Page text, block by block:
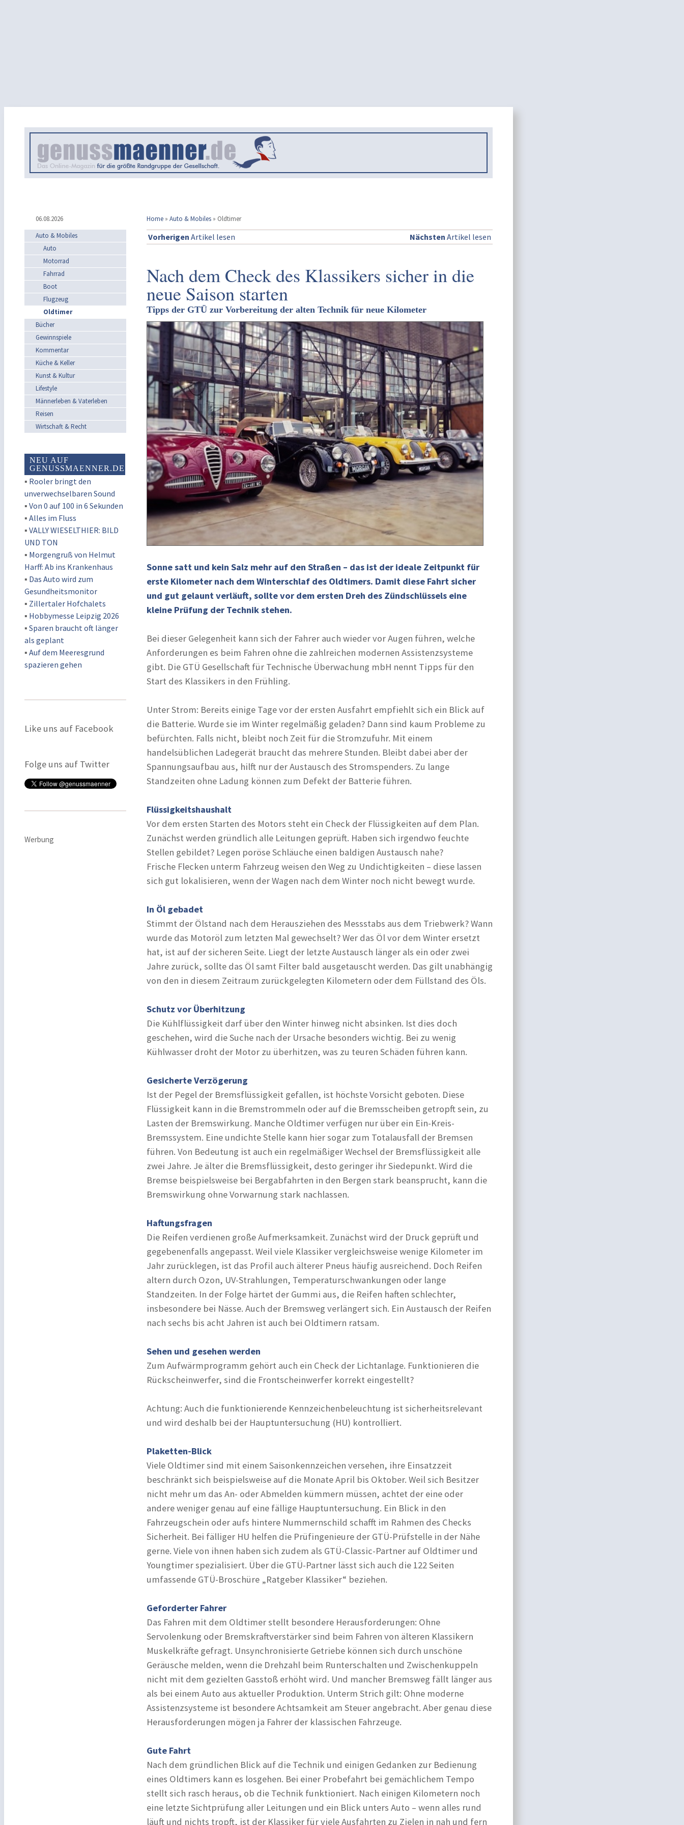
06.08.2026 Home » Auto & Mobiles » Oldtimer
Auto & Mobiles
Auto
Motorrad
Fahrrad
Boot
Flugzeug
Oldtimer
Bücher
Gewinnspiele
Kommentar
Küche & Keller
Kunst & Kultur
Lifestyle
Männerleben & Vaterleben
Reisen
Wirtschaft & Recht
NEU AUF
GENUSSMAENNER.DE
▪ Rooler bringt den
unverwechselbaren Sound
▪ Von 0 auf 100 in 6 Sekunden
▪ Alles im Fluss
▪ VALLY WIESELTHIER: BILD
UND TON
▪ Morgengruß von Helmut
Harff: Ab ins Krankenhaus
▪ Das Auto wird zum
Gesundheitsmonitor
▪ Zillertaler Hofchalets
▪ Hobbymesse Leipzig 2026
▪ Sparen braucht oft länger
als geplant
▪ Auf dem Meeresgrund
spazieren gehen
Like uns auf Facebook
Folge uns auf Twitter
Werbung
Vorherigen Artikel lesen Nächsten Artikel lesen
Nach dem Check des Klassikers sicher in die
neue Saison starten
Tipps der GTÜ zur Vorbereitung der alten Technik für neue Kilometer
Sonne satt und kein Salz mehr auf den Straßen – das ist der ideale Zeitpunkt für
erste Kilometer nach dem Winterschlaf des Oldtimers. Damit diese Fahrt sicher
und gut gelaunt verläuft, sollte vor dem ersten Dreh des Zündschlüssels eine
kleine Prüfung der Technik stehen.
Bei dieser Gelegenheit kann sich der Fahrer auch wieder vor Augen führen, welche
Anforderungen es beim Fahren ohne die zahlreichen modernen Assistenzsysteme
gibt. Die GTÜ Gesellschaft für Technische Überwachung mbH nennt Tipps für den
Start des Klassikers in den Frühling.
Unter Strom: Bereits einige Tage vor der ersten Ausfahrt empfiehlt sich ein Blick auf
die Batterie. Wurde sie im Winter regelmäßig geladen? Dann sind kaum Probleme zu
befürchten. Falls nicht, bleibt noch Zeit für die Stromzufuhr. Mit einem
handelsüblichen Ladegerät braucht das mehrere Stunden. Bleibt dabei aber der
Spannungsaufbau aus, hilft nur der Austausch des Stromspenders. Zu lange
Standzeiten ohne Ladung können zum Defekt der Batterie führen.
Flüssigkeitshaushalt
Vor dem ersten Starten des Motors steht ein Check der Flüssigkeiten auf dem Plan.
Zunächst werden gründlich alle Leitungen geprüft. Haben sich irgendwo feuchte
Stellen gebildet? Legen poröse Schläuche einen baldigen Austausch nahe?
Frische Flecken unterm Fahrzeug weisen den Weg zu Undichtigkeiten – diese lassen
sich gut lokalisieren, wenn der Wagen nach dem Winter noch nicht bewegt wurde.
In Öl gebadet
Stimmt der Ölstand nach dem Herausziehen des Messstabs aus dem Triebwerk? Wann
wurde das Motoröl zum letzten Mal gewechselt? Wer das Öl vor dem Winter ersetzt
hat, ist auf der sicheren Seite. Liegt der letzte Austausch länger als ein oder zwei
Jahre zurück, sollte das Öl samt Filter bald ausgetauscht werden. Das gilt unabhängig
von den in diesem Zeitraum zurückgelegten Kilometern oder dem Füllstand des Öls.
Schutz vor Überhitzung
Die Kühlflüssigkeit darf über den Winter hinweg nicht absinken. Ist dies doch
geschehen, wird die Suche nach der Ursache besonders wichtig. Bei zu wenig
Kühlwasser droht der Motor zu überhitzen, was zu teuren Schäden führen kann.
Gesicherte Verzögerung
Ist der Pegel der Bremsflüssigkeit gefallen, ist höchste Vorsicht geboten. Diese
Flüssigkeit kann in die Bremstrommeln oder auf die Bremsscheiben getropft sein, zu
Lasten der Bremswirkung. Manche Oldtimer verfügen nur über ein Ein-Kreis-
Bremssystem. Eine undichte Stelle kann hier sogar zum Totalausfall der Bremsen
führen. Von Bedeutung ist auch ein regelmäßiger Wechsel der Bremsflüssigkeit alle
zwei Jahre. Je älter die Bremsflüssigkeit, desto geringer ihr Siedepunkt. Wird die
Bremse beispielsweise bei Bergabfahrten in den Bergen stark beansprucht, kann die
Bremswirkung ohne Vorwarnung stark nachlassen.
Haftungsfragen
Die Reifen verdienen große Aufmerksamkeit. Zunächst wird der Druck geprüft und
gegebenenfalls angepasst. Weil viele Klassiker vergleichsweise wenige Kilometer im
Jahr zurücklegen, ist das Profil auch älterer Pneus häufig ausreichend. Doch Reifen
altern durch Ozon, UV-Strahlungen, Temperaturschwankungen oder lange
Standzeiten. In der Folge härtet der Gummi aus, die Reifen haften schlechter,
insbesondere bei Nässe. Auch der Bremsweg verlängert sich. Ein Austausch der Reifen
nach sechs bis acht Jahren ist auch bei Oldtimern ratsam.
Sehen und gesehen werden
Zum Aufwärmprogramm gehört auch ein Check der Lichtanlage. Funktionieren die
Rückscheinwerfer, sind die Frontscheinwerfer korrekt eingestellt?
Achtung: Auch die funktionierende Kennzeichenbeleuchtung ist sicherheitsrelevant
und wird deshalb bei der Hauptuntersuchung (HU) kontrolliert.
Plaketten-Blick
Viele Oldtimer sind mit einem Saisonkennzeichen versehen, ihre Einsatzzeit
beschränkt sich beispielsweise auf die Monate April bis Oktober. Weil sich Besitzer
nicht mehr um das An- oder Abmelden kümmern müssen, achtet der eine oder
andere weniger genau auf eine fällige Hauptuntersuchung. Ein Blick in den
Fahrzeugschein oder aufs hintere Nummernschild schafft im Rahmen des Checks
Sicherheit. Bei fälliger HU helfen die Prüfingenieure der GTÜ-Prüfstelle in der Nähe
gerne. Viele von ihnen haben sich zudem als GTÜ-Classic-Partner auf Oldtimer und
Youngtimer spezialisiert. Über die GTÜ-Partner lässt sich auch die 122 Seiten
umfassende GTÜ-Broschüre „Ratgeber Klassiker“ beziehen.
Geforderter Fahrer
Das Fahren mit dem Oldtimer stellt besondere Herausforderungen: Ohne
Servolenkung oder Bremskraftverstärker sind beim Fahren von älteren Klassikern
Muskelkräfte gefragt. Unsynchronisierte Getriebe können sich durch unschöne
Geräusche melden, wenn die Drehzahl beim Runterschalten und Zwischenkuppeln
nicht mit dem gezielten Gasstoß erhöht wird. Und mancher Bremsweg fällt länger aus
als bei einem Auto aus aktueller Produktion. Unterm Strich gilt: Ohne moderne
Assistenzsysteme ist besondere Achtsamkeit am Steuer angebracht. Aber genau diese
Herausforderungen mögen ja Fahrer der klassischen Fahrzeuge.
Gute Fahrt
Nach dem gründlichen Blick auf die Technik und einigen Gedanken zur Bedienung
eines Oldtimers kann es losgehen. Bei einer Probefahrt bei gemächlichem Tempo
stellt sich rasch heraus, ob die Technik funktioniert. Nach einigen Kilometern noch
eine letzte Sichtprüfung aller Leitungen und ein Blick unters Auto – wenn alles rund
läuft und nichts tropft, ist der Klassiker für viele Ausfahrten zu Zielen in nah und fern